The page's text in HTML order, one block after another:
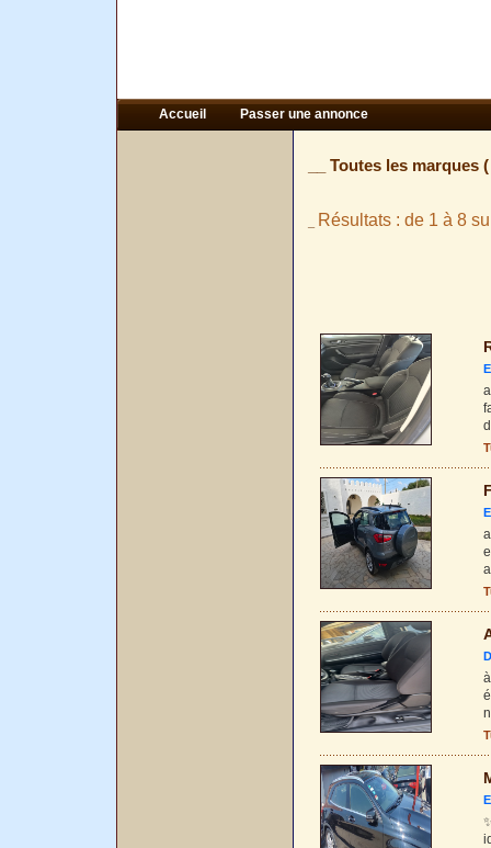
Accueil Passer une annonce
__ Toutes les marques
Résultats : de 1 à 8